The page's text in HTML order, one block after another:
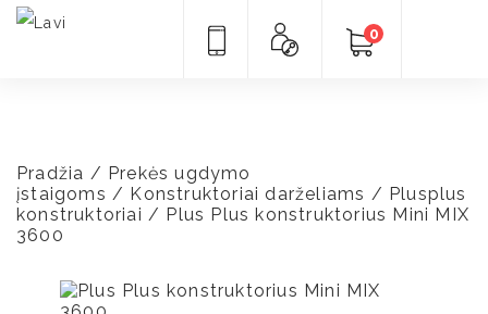
0
Pradžia / Prekės ugdymo
įstaigoms / Konstruktoriai darželiams / Plusplus
konstruktoriai / Plus Plus konstruktorius Mini MIX
3600